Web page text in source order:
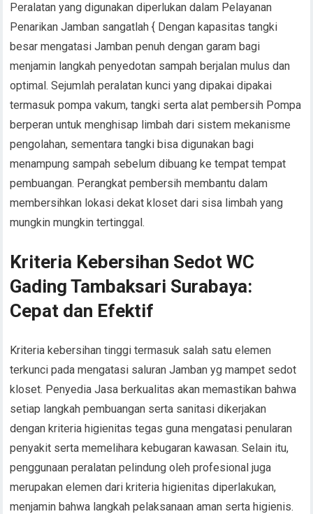
Peralatan yang digunakan diperlukan dalam Pelayanan
Penarikan Jamban sangatlah { Dengan kapasitas tangki
besar mengatasi Jamban penuh dengan garam bagi
menjamin langkah penyedotan sampah berjalan mulus dan
optimal. Sejumlah peralatan kunci yang dipakai dipakai
termasuk pompa vakum, tangki serta alat pembersih Pompa
berperan untuk menghisap limbah dari sistem mekanisme
pengolahan, sementara tangki bisa digunakan bagi
menampung sampah sebelum dibuang ke tempat tempat
pembuangan. Perangkat pembersih membantu dalam
membersihkan lokasi dekat kloset dari sisa limbah yang
mungkin mungkin tertinggal.
Kriteria Kebersihan Sedot WC
Gading Tambaksari Surabaya:
Cepat dan Efektif
Kriteria kebersihan tinggi termasuk salah satu elemen
terkunci pada mengatasi saluran Jamban yg mampet sedot
kloset. Penyedia Jasa berkualitas akan memastikan bahwa
setiap langkah pembuangan serta sanitasi dikerjakan
dengan kriteria higienitas tegas guna mengatasi penularan
penyakit serta memelihara kebugaran kawasan. Selain itu,
penggunaan peralatan pelindung oleh profesional juga
merupakan elemen dari kriteria higienitas diperlakukan,
menjamin bahwa langkah pelaksanaan aman serta higienis.